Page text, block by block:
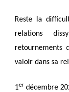
Reste la
relations
retournements
valoir dans sa
1er décembre